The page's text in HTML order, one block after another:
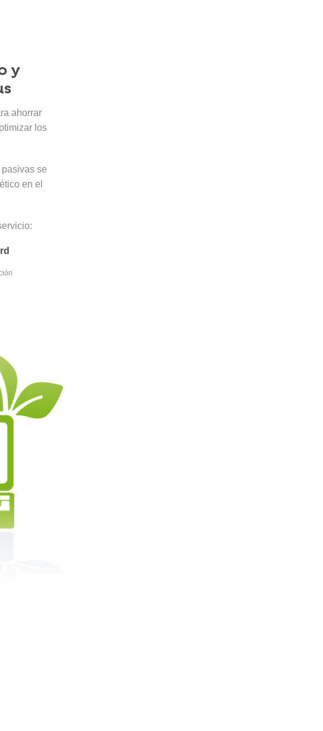
y
ahorrar
los
se
en el